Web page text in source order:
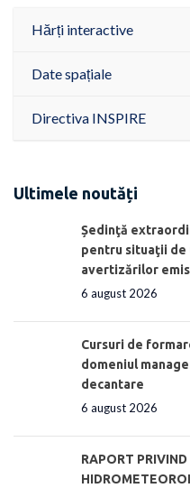
Hărți interactive
Date spațiale
Directiva INSPIRE
Ultimele noutăți
Ședinţă
pentru situaţii de
avertizărilor
6 august 2026
Cursuri de
domeniul
decantare
6 august 2026
RAPORT